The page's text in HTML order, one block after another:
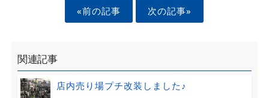
«前の記事 次の記事»
関連記事
店内売り場プチ改装しました♪